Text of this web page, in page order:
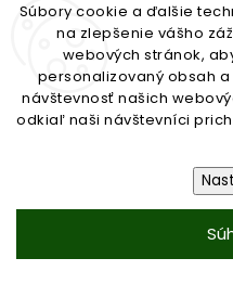
Súbory cookie a ďalšie
na zlepšenie vášho
webových stránok,
personalizovaný obsah
návštevnosť našich
odkiaľ naši návštevníci
Klávesnica s LED
vyhrievaná, RAL9005
€181,13